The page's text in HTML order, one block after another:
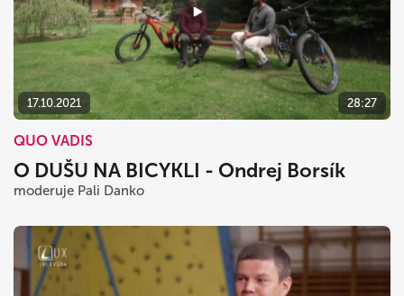
17.10.2021 28:27
QUO VADIS
O DUŠU NA BICYKLI - Ondrej Borsík
moderuje Pali Danko